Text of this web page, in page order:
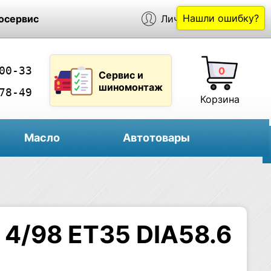
Личный кабинет
33
49
Сервис и
шиномонтаж
0
Корзина
Масло Автотовары
98 ET35 DIA58.6
Нашли ошибку?